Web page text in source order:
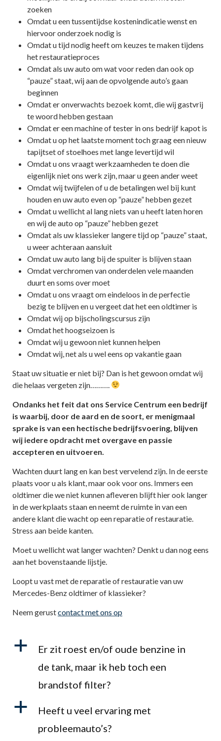
zoeken
Omdat u een tussentijdse kostenindicatie wenst en
hiervoor onderzoek nodig is
Omdat u tijd nodig heeft om keuzes te maken tijdens
het restauratieproces
Omdat als uw auto om wat voor reden dan ook op
“pauze” staat, wij aan de opvolgende auto’s gaan
beginnen
Omdat er onverwachts bezoek komt, die wij gastvrij
te woord hebben gestaan
Omdat er een machine of tester in ons bedrijf kapot is
Omdat u op het laatste moment toch graag een nieuw
tapijtset of stoelhoes met lange levertijd wil
Omdat u ons vraagt werkzaamheden te doen die
eigenlijk niet ons werk zijn, maar u geen ander weet
Omdat wij twijfelen of u de betalingen wel bij kunt
houden en uw auto even op “pauze” hebben gezet
Omdat u wellicht al lang niets van u heeft laten horen
en wij de auto op “pauze” hebben gezet
Omdat als uw klassieker langere tijd op “pauze” staat,
u weer achteraan aansluit
Omdat uw auto lang bij de spuiter is blijven staan
Omdat verchromen van onderdelen vele maanden
duurt en soms over moet
Omdat u ons vraagt om eindeloos in de perfectie
bezig te blijven en u vergeet dat het een oldtimer is
Omdat wij op bijscholingscursus zijn
Omdat het hoogseizoen is
Omdat wij u gewoon niet kunnen helpen
Omdat wij, net als u wel eens op vakantie gaan
Staat uw situatie er niet bij? Dan is het gewoon omdat wij
die helaas vergeten zijn……….
Ondanks het feit dat ons Service Centrum een bedrijf
is waarbij, door de aard en de soort, er menigmaal
sprake is van een hectische bedrijfsvoering, blijven
wij iedere opdracht met overgave en passie
accepteren en uitvoeren.
Wachten duurt lang en kan best vervelend zijn. In de eerste
plaats voor u als klant, maar ook voor ons. Immers een
oldtimer die we niet kunnen afleveren blijft hier ook langer
in de werkplaats staan en neemt de ruimte in van een
andere klant die wacht op een reparatie of restauratie.
Stress aan beide kanten.
Moet u wellicht wat langer wachten? Denkt u dan nog eens
aan het bovenstaande lijstje.
Loopt u vast met de reparatie of restauratie van uw
Mercedes-Benz oldtimer of klassieker?
Neem gerustcontact met ons op
a
Er zit roest en/of oude benzine in
de tank, maar ik heb toch een
brandstof filter?
a
Heeft u veel ervaring met
probleemauto’s?